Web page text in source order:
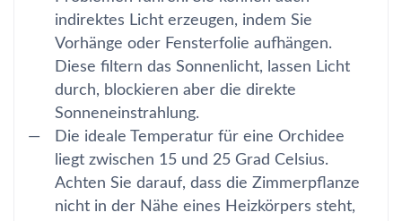
indirektes Licht erzeugen, indem Sie
Vorhänge oder Fensterfolie aufhängen.
Diese filtern das Sonnenlicht, lassen Licht
durch, blockieren aber die direkte
Sonneneinstrahlung.
Die ideale Temperatur für eine Orchidee
liegt zwischen 15 und 25 Grad Celsius.
Achten Sie darauf, dass die Zimmerpflanze
nicht in der Nähe eines Heizkörpers steht,